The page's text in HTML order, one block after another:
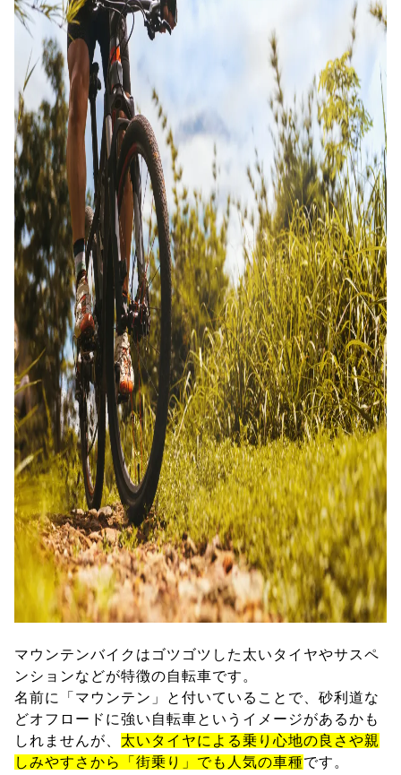
マウンテンバイクはゴツゴツした太いタイヤやサスペ
ンションなどが特徴の自転車です。
名前に「マウンテン」と付いていることで、砂利道な
どオフロードに強い自転車というイメージがあるかも
しれませんが、 太いタイヤによる乗り心地の良さや親
しみやすさから「街乗り」でも人気の車種です。